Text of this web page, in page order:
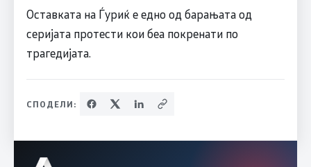
Оставката на Ѓуриќ е едно од барањата од
серијата протести кои беа покренати по
трагедијата.
СПОДЕЛИ: